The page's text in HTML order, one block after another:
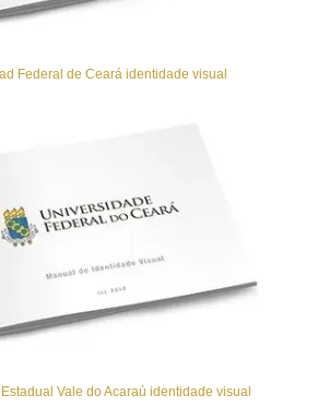
Federal de Ceará identidade visual
Vale do Acaraú identidade visual